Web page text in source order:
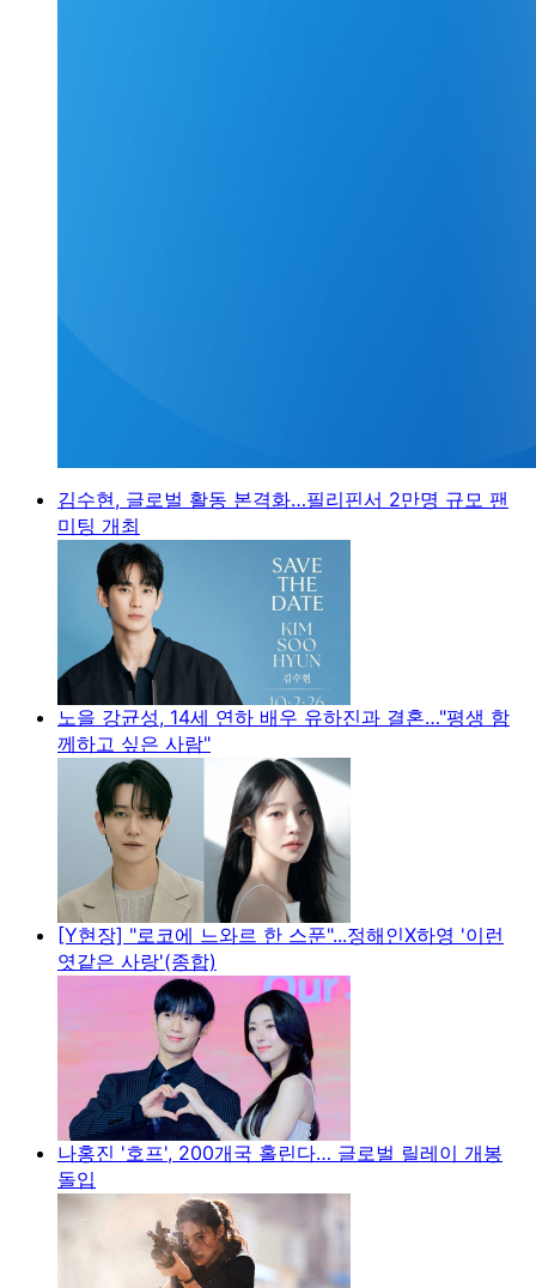
김수현, 글로벌 활동 본격화…필리핀서 2만명 규모 팬
미팅 개최
노을 강균성, 14세 연하 배우 유하진과 결혼…"평생 함
께하고 싶은 사람"
[Y현장] "로코에 느와르 한 스푼"...정해인X하영 '이런
엿같은 사랑'(종합)
나홍진 '호프', 200개국 홀린다… 글로벌 릴레이 개봉
돌입